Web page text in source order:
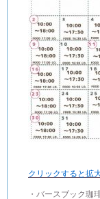
クリックすると拡
・バースブック珈